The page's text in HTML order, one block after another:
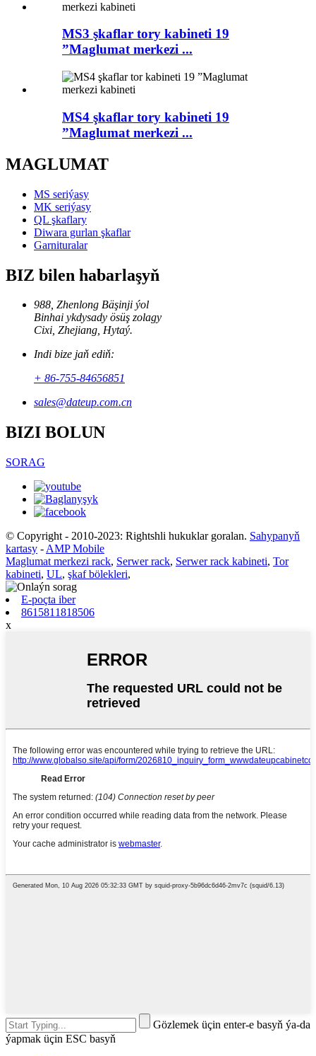
MS3 şkaflar tory kabineti 19
”Maglumat merkezi ...
MS4 şkaflar tory kabineti 19
”Maglumat merkezi ...
MAGLUMAT
MS seriýasy
MK seriýasy
QL şkaflary
Diwara gurlan şkaflar
Garnituralar
BIZ bilen habarlaşyň
988, Zhenlong Bäşinji ýol
Binhai ykdysady ösüş zolagy
Cixi, Zhejiang, Hytaý.
Indi bize jaň ediň:
+ 86-755-84656851
sales@dateup.com.cn
BIZI BOLUN
SORAG
© Copyright - 2010-2023: Rightshli hukuklar goralan. Sahypanyň
kartasy - AMP Mobile
Maglumat merkezi rack, Serwer rack, Serwer rack kabineti, Tor
kabineti, UL, şkaf bölekleri,
E-poçta iber
8615811818506
x
Gözlemek üçin enter-e basyň ýa-da
ýapmak üçin ESC basyň